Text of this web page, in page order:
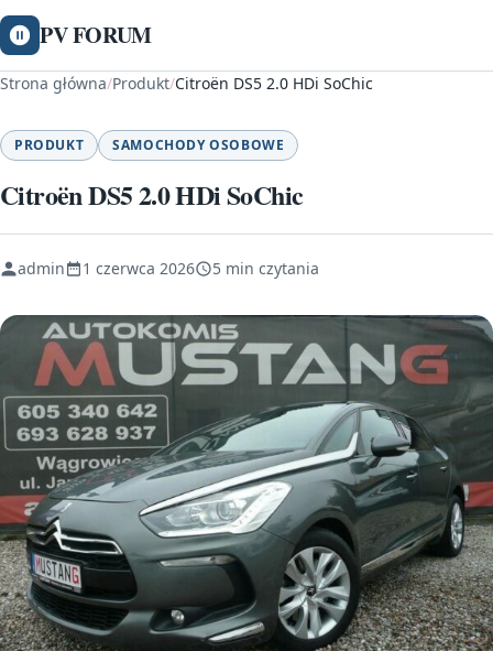
PV FORUM
Strona główna/Produkt/Citroën DS5 2.0 HDi SoChic
PRODUKT SAMOCHODY OSOBOWE
Citroën DS5 2.0 HDi SoChic
admin 1 czerwca 2026 5 min czytania